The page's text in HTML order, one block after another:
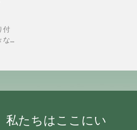
付
用
は恒
で
に対
プを
私たちはここにい